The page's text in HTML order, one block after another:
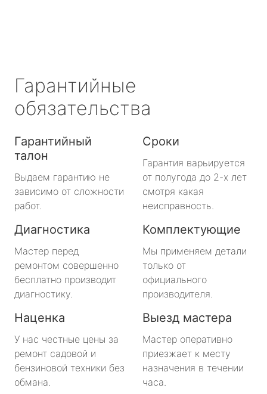
Гарантийные
обязательства
Гарантийный
талон
Выдаем гарантию не
зависимо от сложности
работ.
Сроки
Гарантия варьируется
от полугода до 2-х лет
смотря какая
неисправность.
Диагностика
Мастер перед
ремонтом совершенно
бесплатно производит
диагностику.
Комплектующие
Мы применяем детали
только от
официального
производителя.
Наценка
У нас честные цены за
ремонт садовой и
бензиновой техники без
обмана.
Выезд мастера
Мастер оперативно
приезжает к месту
назначения в течении
часа.